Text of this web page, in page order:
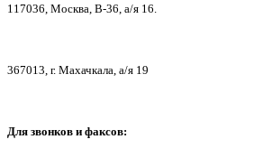
117036, Москва, В-36, а/я 16.
367013, г. Махачкала, а/я 19
Для звонков и факсов: